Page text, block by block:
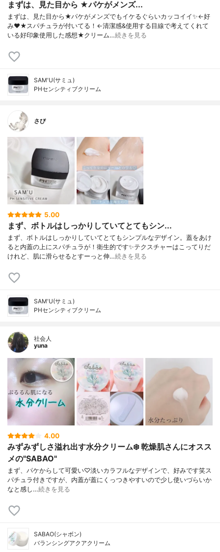
まずは、見た目から ★パケがメンズ...
まずは、見た目から★パケがメンズでもイケるぐらいカッコイイ✨←好
み❤★スパチュラが付いてる！←清潔感&使用する目線で考えてくれて
いる好印象使用した感想★クリーム…続きを見る
SAM'U(サミュ)
PHセンシティブクリーム
さび
5.00
まず、ボトルはしっかりしていてとてもシン...
まず、ボトルはしっかりしていてとてもシンプルなデザイン。蓋をあけ
ると内蓋の上にスパチュラが！衛生的です✨テクスチャーはこってりだ
けれど、肌に滑らせるとすーっと伸…続きを見る
SAM'U(サミュ)
PHセンシティブクリーム
社会人
yuna
4.00
みずみずしさ溢れ出す水分クリーム❄️ 乾燥肌さんにオスス
メの"SABAO"
まず、パケからして可愛い♡淡いカラフルなデザインで、好みです笑ス
パチュラ付きですが、内蓋が蓋にくっつきやすいので少し使いづらいか
なと感し…続きを見る
SABAO(シャボン)
バランシングアクアクリーム